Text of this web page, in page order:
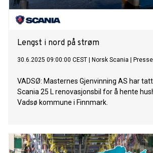
Lengst i nord på strøm
30.6.2025 09:00:00 CEST Norsk Scania
VADSØ: Masternes Gjenvinning AS har
Scania 25 L renovasjonsbil for å hente
Vadsø kommune i Finnmark.